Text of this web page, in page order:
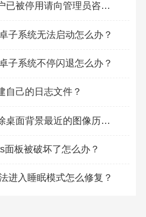
Win11你的账户已被停用请向管理员咨询怎么办？
子系统无法启动怎么办？
子系统不停闪退怎么办？
自己的日志文件？
Win11怎么清除桌面背景最近的图像历史记录？
面板被破坏了怎么办？
进入睡眠模式怎么修复？